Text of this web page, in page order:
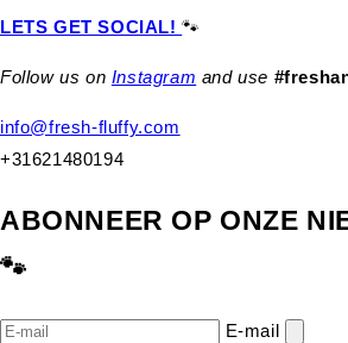
LETS GET SOCIAL!🐾
Follow us on Instagram and use
info@fresh-fluffy.com
+31621480194
ABONNEER OP ONZE
🐾
E‑mail